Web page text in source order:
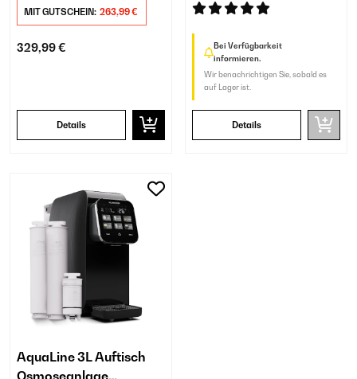
MIT GUTSCHEIN: 263,99 €
329,99 €
Details
Bei Verfügbarkeit
informieren.
Wir benachrichtigen Sie, sobald es
auf Lager ist.
Details
AquaLine 3L Auftisch
Osmoseanlage​